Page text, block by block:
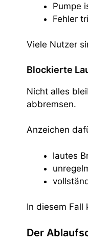
Pumpe
Fehler
Viele Nutzer
Blockierte
Nicht alles
abbremsen.
Anzeichen
lautes
In diesem Fall
Der